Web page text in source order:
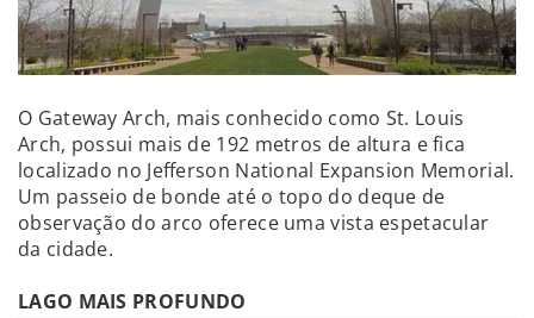
O Gateway Arch, mais conhecido como St. Louis
Arch, possui mais de 192 metros de altura e fica
localizado no Jefferson National Expansion Memorial.
Um passeio de bonde até o topo do deque de
observação do arco oferece uma vista espetacular
da cidade.
LAGO MAIS PROFUNDO